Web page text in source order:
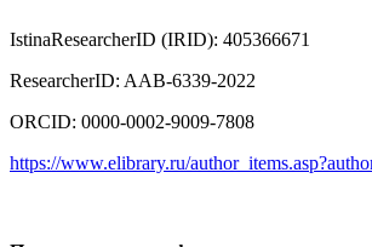
IstinaResearcherID (IRID): 405366671
ResearcherID: AAB-6339-2022
ORCID: 0000-0002-9009-7808
https://www.elibrary.ru/